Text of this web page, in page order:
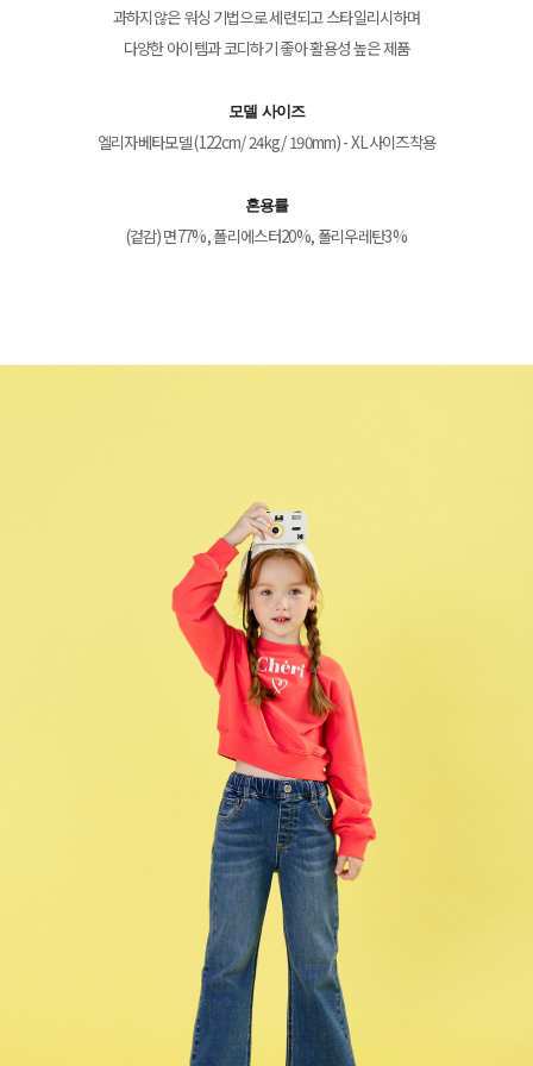
과하지않은 워싱 기법으로 세련되고 스타일리시하며
다양한 아이템과 코디하기 좋아 활용성 높은 제품
모델 사이즈
엘리자베타모델 (122cm/ 24kg/ 190mm) - XL사이즈착용
혼용률
(겉감) 면77%, 폴리에스터20%, 폴리우레탄3%